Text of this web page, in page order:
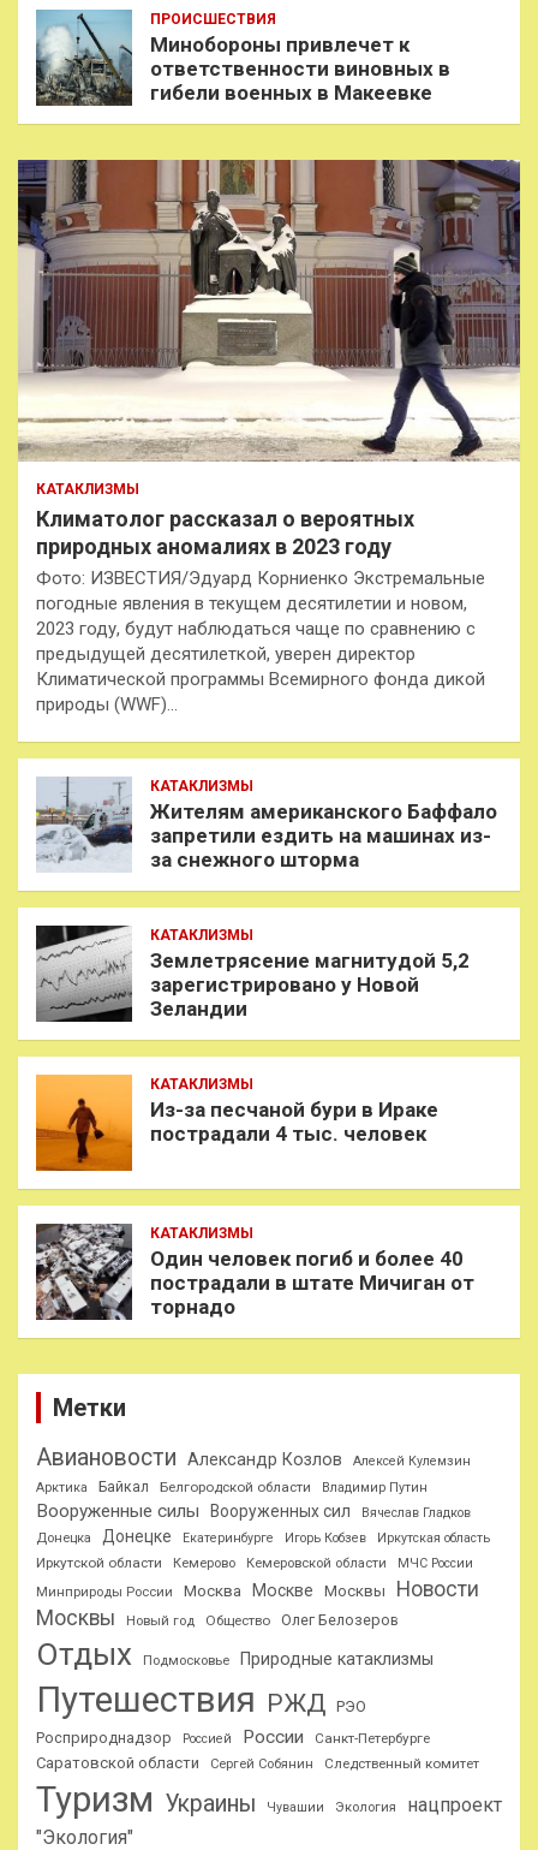
ПРОИСШЕСТВИЯ
Минобороны привлечет к
ответственности виновных в
гибели военных в Макеевке
КАТАКЛИЗМЫ
Климатолог рассказал о вероятных
природных аномалиях в 2023 году
Фото: ИЗВЕСТИЯ/Эдуард Корниенко Экстремальные
погодные явления в текущем десятилетии и новом,
2023 году, будут наблюдаться чаще по сравнению с
предыдущей десятилеткой, уверен директор
Климатической программы Всемирного фонда дикой
природы (WWF)…
КАТАКЛИЗМЫ
Жителям американского Баффало
запретили ездить на машинах из-
за снежного шторма
КАТАКЛИЗМЫ
Землетрясение магнитудой 5,2
зарегистрировано у Новой
Зеландии
КАТАКЛИЗМЫ
Из-за песчаной бури в Ираке
пострадали 4 тыс. человек
КАТАКЛИЗМЫ
Один человек погиб и более 40
пострадали в штате Мичиган от
торнадо
Метки
Авиановости Александр Козлов
Алексей Кулемзин
Арктика
Байкал Белгородской области Владимир Путин
Вооруженные силы Вооруженных сил
Вячеслав Гладков
Донецка
Донецке Екатеринбурге Игорь Кобзев Иркутская область
Иркутской области Кемерово Кемеровской области
МЧС России
Минприроды России
Москва Москве Москвы
Новости
Москвы
Новый год Общество Олег Белозеров
Отдых Подмосковье Природные катаклизмы
Путешествия РЖД РЭО
Росприроднадзор
Россией России Санкт-Петербурге
Саратовской области Сергей Собянин Следственный комитет
Туризм Украины Чувашии Экология
нацпроект
"Экология"